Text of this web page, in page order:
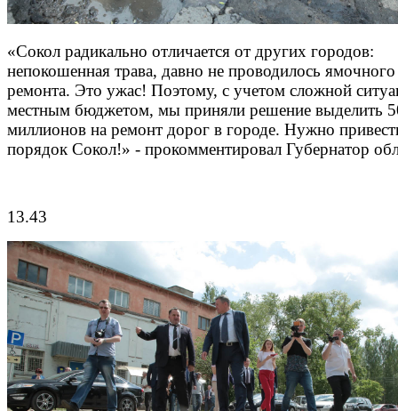
«Сокол радикально отличается от других городов:
непокошенная трава, давно не проводилось ямочного
ремонта. Это ужас! Поэтому, с учетом сложной
местным бюджетом, мы приняли решение выделить
миллионов на ремонт дорог в городе. Нужно
порядок Сокол!» - прокомментировал Губернатор
13.43